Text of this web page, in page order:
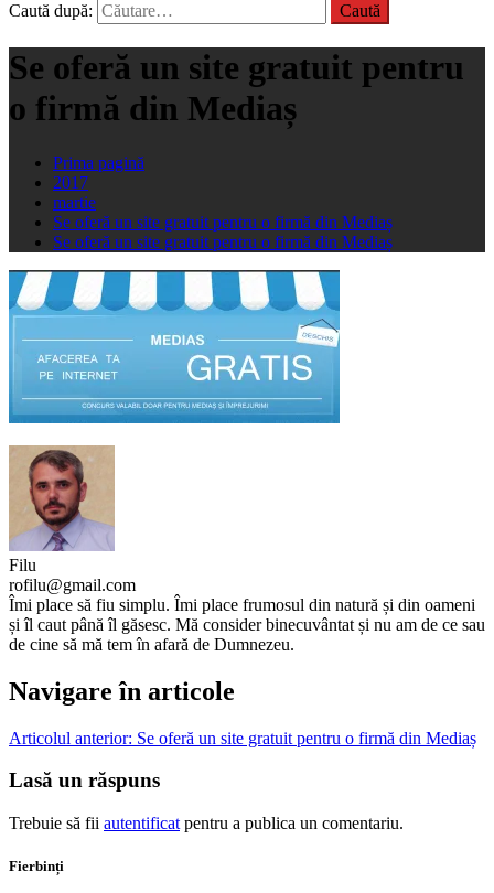
Caută după:
Se oferă un site gratuit pentru
o firmă din Mediaș
Prima pagină
2017
martie
Se oferă un site gratuit pentru o firmă din Mediaș
Se oferă un site gratuit pentru o firmă din Mediaș
Filu
rofilu@gmail.com
Îmi place să fiu simplu. Îmi place frumosul din natură și din oameni
și îl caut până îl găsesc. Mă consider binecuvântat și nu am de ce sau
de cine să mă tem în afară de Dumnezeu.
Navigare în articole
Articolul anterior: Se oferă un site gratuit pentru o firmă din Mediaș
Lasă un răspuns
Trebuie să fii autentificat pentru a publica un comentariu.
Fierbinți